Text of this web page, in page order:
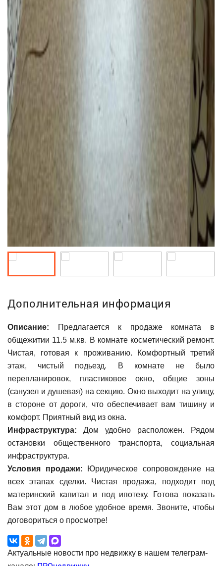
Дополнительная информация
Описание: Предлагается к продаже комната в
общежитии 11.5 м.кв. В комнате косметический ремонт.
Чистая, готовая к проживанию. Комфортный третий
этаж, чистый подьезд. В комнате не было
перепланировок, пластиковое окно, общие зоны
(санузел и душевая) на секцию. Окно выходит на улицу,
в стороне от дороги, что обеспечивает вам тишину и
комфорт. Приятный вид из окна.
Инфраструктура: Дом удобно расположен. Рядом
остановки общественного транспорта, социальная
инфраструктура.
Условия продажи: Юридическое сопровождение на
всех этапах сделки. Чистая продажа, подходит под
материнский капитал и под ипотеку. Готова показать
Вам этот дом в любое удобное время. Звоните, чтобы
договориться о просмотре!
Актуальные новости про недвижку в нашем телеграм-